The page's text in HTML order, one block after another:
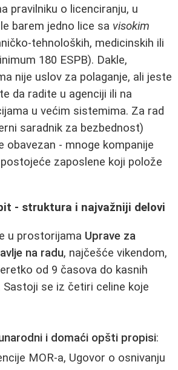
pravilniku o licenciranju, u
barem jedno lice sa visokim
tehnoloških, medicinskih ili
180 ESPB). Dakle,
nije uslov za polaganje, ali jeste
da radite u agenciji ili na
u većim sistemima. Za rad
saradnik za bezbednost)
- mnoge kompanije
zaposlene koji polože
- struktura i najvažniji delovi
u prostorijama Uprave za
na radu, najčešće vikendom,
od 9 časova do kasnih
Sastoji se iz četiri celine koje
i domaći opšti propisi:
MOR-a, Ugovor o osnivanju